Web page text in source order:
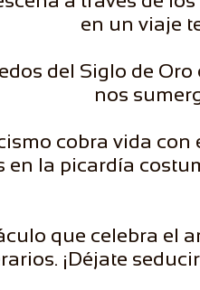
en un viaje
del Siglo de
nos
cobra vida con
en la picardía
que celebra el
¡Déjate